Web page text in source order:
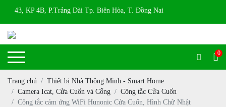
43, KP 4B, P.Trảng Dài Tp. Biên Hòa, T. Đồng Nai
0
Trang chủ
Thiết bị Nhà Thông Minh - Smart Home
Camera Icat, Cửa Cuốn và Cổng
Công tắc Cửa Cuốn
Công tắc cảm ứng WiFi Hunonic Cửa Cuốn, Hình Chữ Nhật